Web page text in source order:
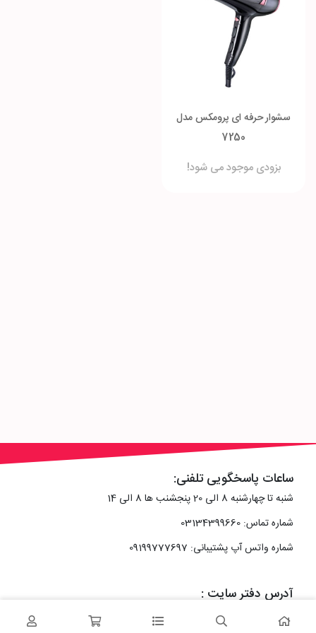
سشوار حرفه ای پرومکس مدل
7250
بزودی موجود می شود!
ساعات پاسخگویی تلفنی:
شنبه تا چهارشنبه 8 الی 20 پنجشنب ها 8 الی 14
شماره تماس: 03134399660
شماره واتس آپ پشتیبانی: 09199777697
آدرس دفتر سایت :
اصفهان، خیابان رزمندگان، کوچه شماره سه فرعی 2 پلاک 10